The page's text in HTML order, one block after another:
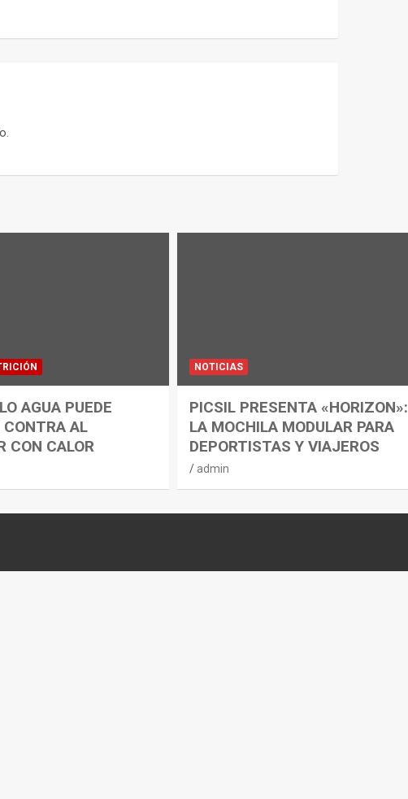
AGUA PUEDE
CONTRA AL
CON CALOR
NOTICIAS
PICSIL PRESENTA «HORIZON»:
LA MOCHILA MODULAR PARA
DEPORTISTAS Y VIAJEROS
admin